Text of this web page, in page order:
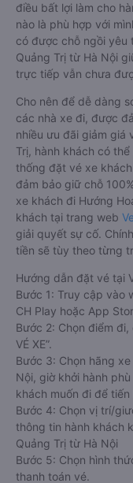
điều bất lợi làm cho
nào là phù hợp với
có được chỗ ngồi yêu
Quảng Trị từ Hà Nội
trực tiếp vẫn chưa
Cho nên để dễ dàng
các nhà xe đi, được
nhiều ưu đãi giảm giá
Trị, hành khách có
thống đặt vé xe
đảm bảo giữ chỗ
xe khách đi Hướng
khách tại trang web
giải quyết sự cố.
tiền sẽ tùy theo từng
Hướng dẫn đặt vé tại
Bước 1: Truy cập vào
CH Play hoặc App
Bước 2: Chọn điểm
VÉ XE”.
Bước 3: Chọn hãng
Nội, giờ khởi hành
khách muốn đi để
Bước 4: Chọn vị trí/
thông tin hành khách
Quảng Trị từ Hà Nội
Bước 5: Chọn hình
thanh toán vé.